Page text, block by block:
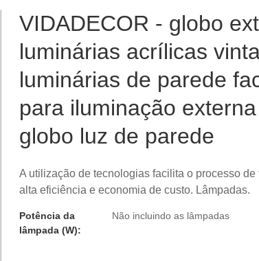
VIDADECOR - globo
luminárias acrílicas
luminárias de parede
para iluminação
globo luz de parede
A utilização de tecnologias facilita o processo de
alta eficiência e economia de custo. Lâmpadas.
Potência da
lâmpada (W):
Não incluindo as lâmpadas